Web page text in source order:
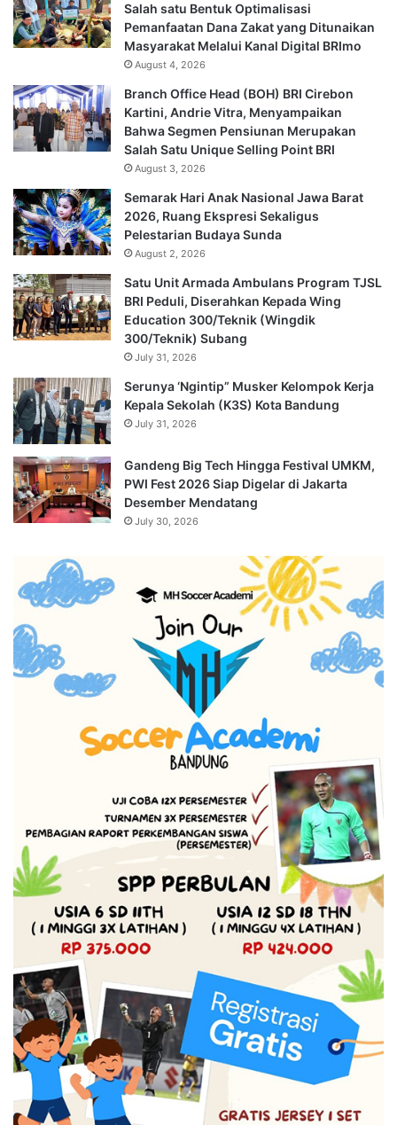
Salah satu Bentuk Optimalisasi
Pemanfaatan Dana Zakat yang Ditunaikan
Masyarakat Melalui Kanal Digital BRImo
August 4, 2026
Branch Office Head (BOH) BRI Cirebon
Kartini, Andrie Vitra, Menyampaikan
Bahwa Segmen Pensiunan Merupakan
Salah Satu Unique Selling Point BRI
August 3, 2026
Semarak Hari Anak Nasional Jawa Barat
2026, Ruang Ekspresi Sekaligus
Pelestarian Budaya Sunda
August 2, 2026
Satu Unit Armada Ambulans Program TJSL
BRI Peduli, Diserahkan Kepada Wing
Education 300/Teknik (Wingdik
300/Teknik) Subang
July 31, 2026
Serunya ‘Ngintip” Musker Kelompok Kerja
Kepala Sekolah (K3S) Kota Bandung
July 31, 2026
Gandeng Big Tech Hingga Festival UMKM,
PWI Fest 2026 Siap Digelar di Jakarta
Desember Mendatang
July 30, 2026